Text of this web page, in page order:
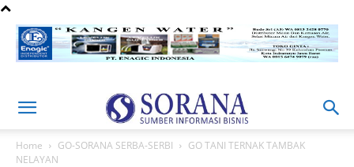
Home GO-SORANA SERBA-SERBI
GO TANI TERNAK TAMBAK
NELAYAN